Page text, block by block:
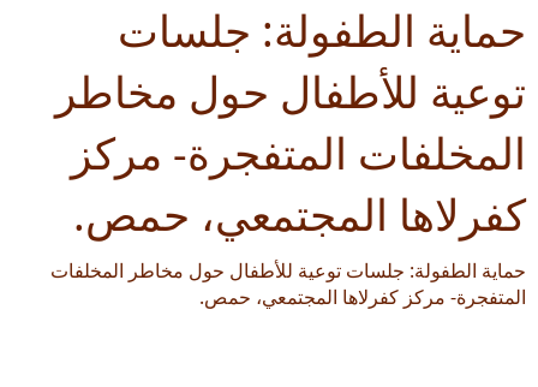
حماية الطفولة: جلسات
توعية للأطفال حول مخاطر
المخلفات المتفجرة- مركز
كفرلاها المجتمعي، حمص.
حماية الطفولة: جلسات توعية للأطفال حول مخاطر المخلفات
المتفجرة- مركز كفرلاها المجتمعي، حمص.